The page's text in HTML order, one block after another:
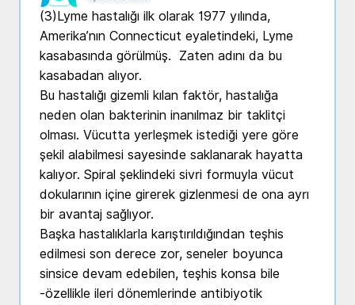
(3)Lyme hastalığı ilk olarak 1977 yılında,
Amerika’nın Connecticut eyaletindeki, Lyme
kasabasında görülmüş.  Zaten adını da bu
kasabadan alıyor.
Bu hastalığı gizemli kılan faktör, hastalığa
neden olan bakterinin inanılmaz bir taklitçi
olması. Vücutta yerleşmek istediği yere göre
şekil alabilmesi sayesinde saklanarak hayatta
kalıyor. Spiral şeklindeki sivri formuyla vücut
dokularının içine girerek gizlenmesi de ona ayrı
bir avantaj sağlıyor.
Başka hastalıklarla karıştırıldığından teşhis
edilmesi son derece zor, seneler boyunca
sinsice devam edebilen, teşhis konsa bile
-özellikle ileri dönemlerinde antibiyotik